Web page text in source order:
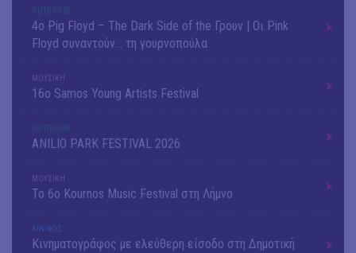
OUTDΟORS
4ο Pig Floyd – The Dark Side of the Γρουν | Οι Pink
Floyd συναντούν… τη γουρνοπούλα
ΜΟΥΣΙΚΗ
16o Samos Young Artists Festival
OUTDΟORS
ANILIO PARK FESTIVAL 2026
ΜΟΥΣΙΚΗ
Το 6ο Kournos Music Festival στη Λήμνο
ΚΙΝ/ΦΟΣ
Κινηματογράφος με ελεύθερη είσοδο στη Δημοτική